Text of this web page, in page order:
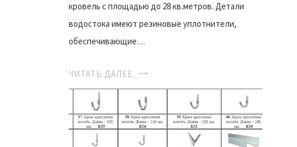
кровель с площадью до 28 кв.метров. Детали
водостока имеют резиновые уплотнители,
обеспечивающие…
ЧИТАТЬ ДАЛЕЕ